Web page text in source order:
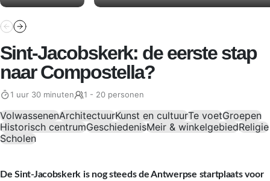
Sint-Jacobskerk: de eerste stap
naar Compostella?
1 uur 30 minuten 1 - 20 personen
VolwassenenArchitectuurKunst en cultuurTe voetGroepen
Historisch centrumGeschiedenisMeir & winkelgebiedReligie
Scholen
De Sint-Jacobskerk is nog steeds de Antwerpse startplaats voor